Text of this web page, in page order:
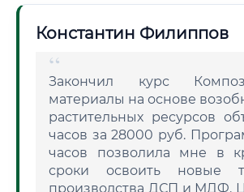
Константин Филиппов
Закончил курс
материалы на основе
растительных ресурсов
часов за 28000 руб.
часов позволила мне в
сроки освоить новые
производства ДСП и МДФ.